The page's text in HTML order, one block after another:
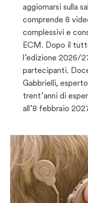
aggiornarsi sulla
comprende 8
complessivi e
ECM. Dopo il
l’edizione 2026/
partecipanti.
Gabbrielli,
trent’anni di
all’8 febbraio